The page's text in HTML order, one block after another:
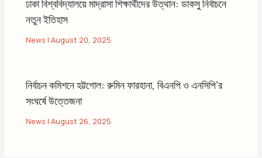
ঢাকা বিশ্ববিদ্যালয়ে মাদ্রাসা শিক্ষার্থীদের উত্থান: ডাকসু নির্বাচনে
নতুন ইতিহাস
News |August 20, 2025
নির্বাচন কমিশনে হট্টগোল: রুমিন ফারহানা, বিএনপি ও এনসিপি’র
সংঘর্ষে উত্তেজনা
News |August 26, 2025